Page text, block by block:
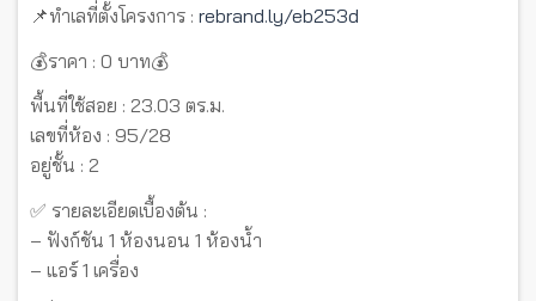
📌ทำเลที่ตั้งโครงการ : rebrand.ly/eb253d
💰ราคา : 0 บาท💰
พื้นที่ใช้สอย : 23.03 ตร.ม.
เลขที่ห้อง : 95/28
อยู่ชั้น : 2
✅ รายละเอียดเบื้องต้น :
– ฟังก์ชัน 1 ห้องนอน 1 ห้องน้ำ
– แอร์ 1 เครื่อง